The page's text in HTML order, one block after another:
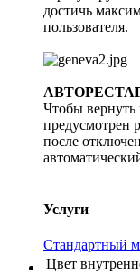
достичь
пользователя.
Чтобы
предусмотрен
после
Услуги
Стандартный
Цвет